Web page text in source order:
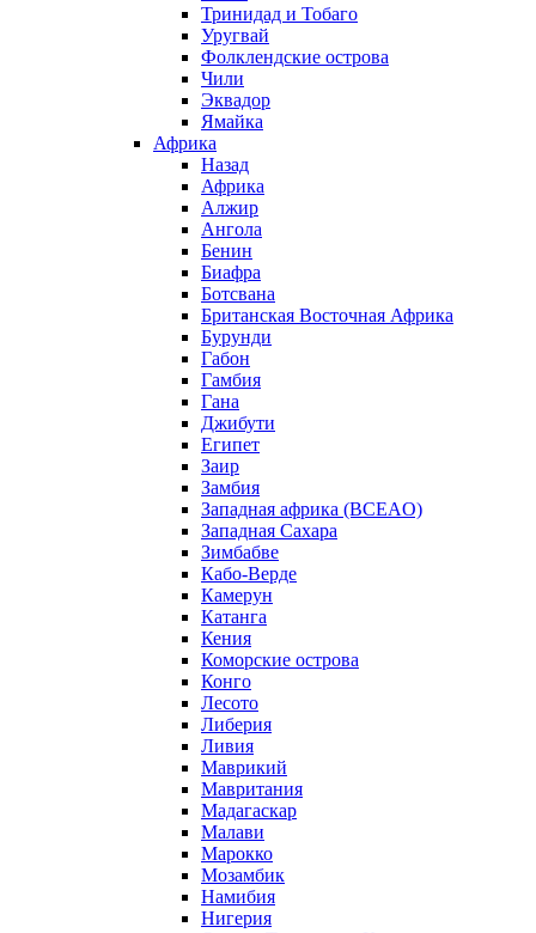
Тринидад и Тобаго
Уругвай
Фолклендские острова
Чили
Эквадор
Ямайка
Африка
Назад
Африка
Алжир
Ангола
Бенин
Биафра
Ботсвана
Британская Восточная Африка
Бурунди
Габон
Гамбия
Гана
Джибути
Египет
Заир
Замбия
Западная африка (BCEAO)
Западная Сахара
Зимбабве
Кабо-Верде
Камерун
Катанга
Кения
Коморские острова
Конго
Лесото
Либерия
Ливия
Маврикий
Мавритания
Мадагаскар
Малави
Марокко
Мозамбик
Намибия
Нигерия